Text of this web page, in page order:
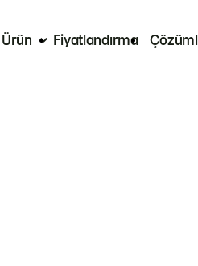
Ürün Fiyatlandırma